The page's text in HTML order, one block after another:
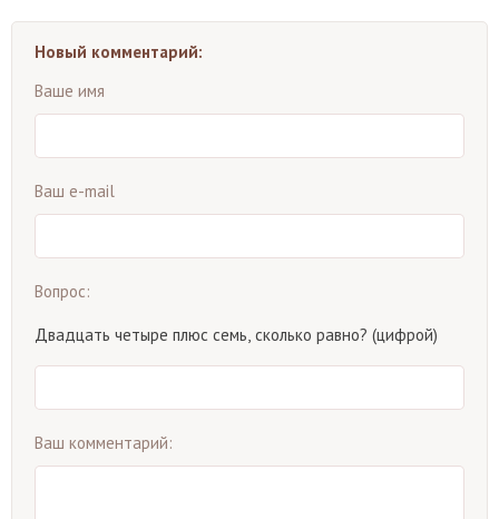
Новый комментарий:
Ваше имя
Ваш e-mail
Вопрос:
Двадцать четыре плюс семь, сколько равно? (цифрой)
Ваш комментарий: